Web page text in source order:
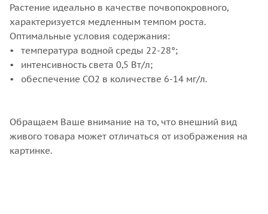
Растение идеально в качестве почвопокровного,
характеризуется медленным темпом роста.
Оптимальные условия содержания:
• температура водной среды 22-28°;
• интенсивность света 0,5 Вт/л;
• обеспечение СО2 в количестве 6-14 мг/л.
Обращаем Ваше внимание на то, что внешний вид
живого товара может отличаться от изображения на
картинке.